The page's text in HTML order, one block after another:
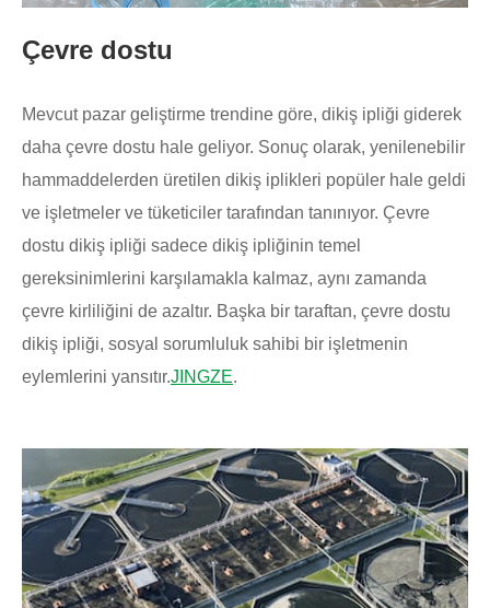
Çevre dostu
Mevcut pazar geliştirme trendine göre, dikiş ipliği giderek
daha çevre dostu hale geliyor. Sonuç olarak, yenilenebilir
hammaddelerden üretilen dikiş iplikleri popüler hale geldi
ve işletmeler ve tüketiciler tarafından tanınıyor. Çevre
dostu dikiş ipliği sadece dikiş ipliğinin temel
gereksinimlerini karşılamakla kalmaz, aynı zamanda
çevre kirliliğini de azaltır. Başka bir taraftan, çevre dostu
dikiş ipliği, sosyal sorumluluk sahibi bir işletmenin
eylemlerini yansıtır.JINGZE.